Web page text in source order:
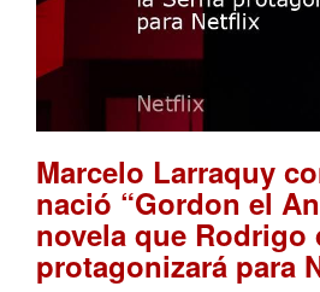
Marcelo Larraquy
nació “Gordon el
novela que Rodrigo
protagonizará para